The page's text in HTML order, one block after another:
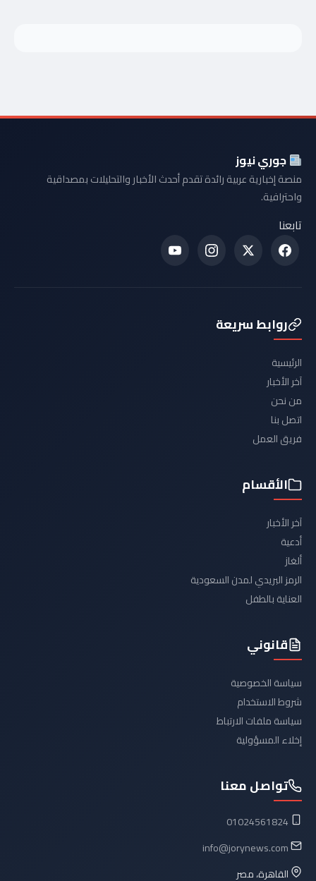
جوري نيوز
منصة إخبارية عربية رائدة تقدم أحدث الأخبار والتحليلات بمصداقية
واحترافية.
تابعنا
روابط سريعة
الرئيسية
آخر الأخبار
من نحن
اتصل بنا
فريق العمل
الأقسام
آخر الأخبار
أدعية
ألغاز
الرمز البريدي لمدن السعودية
العناية بالطفل
قانوني
سياسة الخصوصية
شروط الاستخدام
سياسة ملفات الارتباط
إخلاء المسؤولية
تواصل معنا
01024561824
info@jorynews.com
القاهرة، مصر